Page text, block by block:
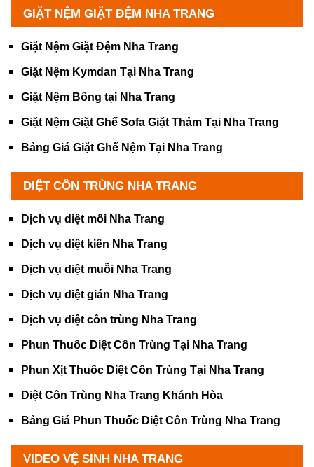
GIẶT NỆM GIẶT ĐỆM NHA TRANG
Giặt Nệm Giặt Đệm Nha Trang
Giặt Nệm Kymdan Tại Nha Trang
Giặt Nệm Bông tại Nha Trang
Giặt Nệm Giặt Ghế Sofa Giặt Thảm Tại Nha Trang
Bảng Giá Giặt Ghế Nệm Tại Nha Trang
DIỆT CÔN TRÙNG NHA TRANG
Dịch vụ diệt mối Nha Trang
Dịch vụ diệt kiến Nha Trang
Dịch vụ diệt muỗi Nha Trang
Dịch vụ diệt gián Nha Trang
Dịch vụ diệt côn trùng Nha Trang
Phun Thuốc Diệt Côn Trùng Tại Nha Trang
Phun Xịt Thuốc Diệt Côn Trùng Tại Nha Trang
Diệt Côn Trùng Nha Trang Khánh Hòa
Bảng Giá Phun Thuốc Diệt Côn Trùng Nha Trang
VIDEO VỆ SINH NHA TRANG